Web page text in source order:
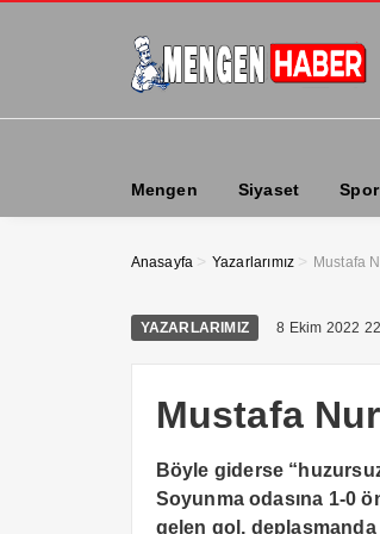
Mengen Siyaset Spor
Anasayfa > Yazarlarımız > Mustafa
YAZARLARIMIZ 8 Ekim 2022
Mustafa
Böyle giderse
Soyunma odasına 1-0
gelen gol, deplasmanda